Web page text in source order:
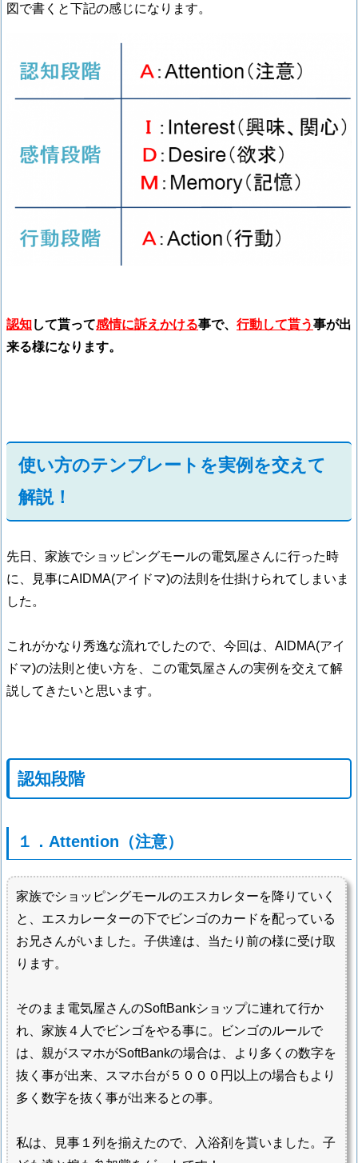
図で書くと下記の感じになります。
認知して貰って感情に訴えかける事で、 行動して貰う事が出
来る様になります。
使い方のテンプレートを実例を交えて
解説！
先日、家族でショッピングモールの電気屋さんに行った時
に、見事にAIDMA(アイドマ)の法則を仕掛けられてしまいま
した。
これがかなり秀逸な流れでしたので、今回は、AIDMA(アイ
ドマ)の法則と使い方を、この電気屋さんの実例を交えて解
説してきたいと思います。
認知段階
１．Attention（注意）
家族でショッピングモールのエスカレターを降りていく
と、エスカレーターの下でビンゴのカードを配っている
お兄さんがいました。子供達は、当たり前の様に受け取
ります。
そのまま電気屋さんのSoftBankショップに連れて行か
れ、家族４人でビンゴをやる事に。ビンゴのルールで
は、親がスマホがSoftBankの場合は、より多くの数字を
抜く事が出来、スマホ台が５０００円以上の場合もより
多く数字を抜く事が出来るとの事。
私は、見事１列を揃えたので、入浴剤を貰いました。子